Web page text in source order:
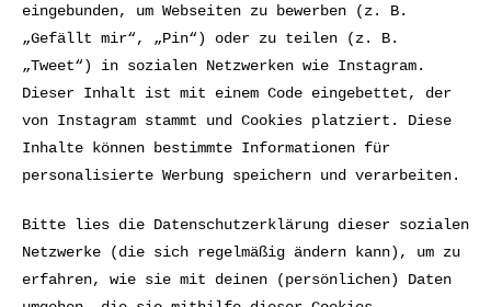
eingebunden, um Webseiten zu bewerben (z. B.
„Gefällt mir“, „Pin“) oder zu teilen (z. B.
„Tweet“) in sozialen Netzwerken wie Instagram.
Dieser Inhalt ist mit einem Code eingebettet, der
von Instagram stammt und Cookies platziert. Diese
Inhalte können bestimmte Informationen für
personalisierte Werbung speichern und verarbeiten.
Bitte lies die Datenschutzerklärung dieser sozialen
Netzwerke (die sich regelmäßig ändern kann), um zu
erfahren, wie sie mit deinen (persönlichen) Daten